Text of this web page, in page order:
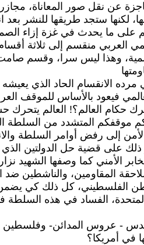
عن نقل صور المعاناة،
لكنها ستجد طريقها للنشر بعد
على ما يحدث في غزة إزاء
العربي منقسم إلى ثلاثة
وهذا ليس سرا، وقسم
مرده الانقسام الحاد الذي
فيعود بالأساس للموقف
حكام العالم؟! العالم
المتشدد من السلطة
إلى رفض أوامر السلطة
ذلك على قضية حل الدولتين
الأمني كما وصفها الشهيد
المقاومين، والناشطين
الفلسطيني، كل ذلك كي
المتحدة، الفساد في هذه
- عروس المدائن- وفلسطين
في أمريكا؟